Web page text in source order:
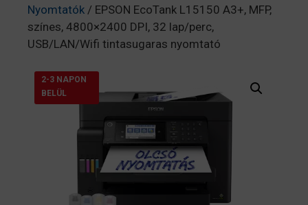
Nyomtatók / EPSON EcoTank L15150 A3+, MFP,
színes, 4800×2400 DPI, 32 lap/perc,
USB/LAN/Wifi tintasugaras nyomtató
2-3 NAPON
BELÜL